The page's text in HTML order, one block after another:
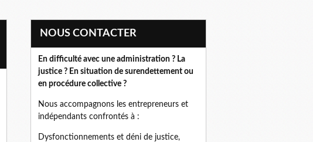
NOUS CONTACTER
En difficulté avec une administration ? La
justice ? En situation de surendettement ou
en procédure collective ?
Nous accompagnons les entrepreneurs et
indépendants confrontés à :
Dysfonctionnements et déni de justice,